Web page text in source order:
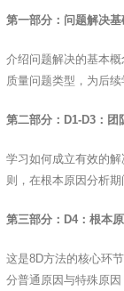
第一部分：问题解决基
介绍问题解决的基本
质量问题类型，为后
第二部分：D1-D3：团
学习如何成立有效的
则，在根本原因分析
第三部分：D4：根本
这是8D方法的核心环
分普通原因与特殊原